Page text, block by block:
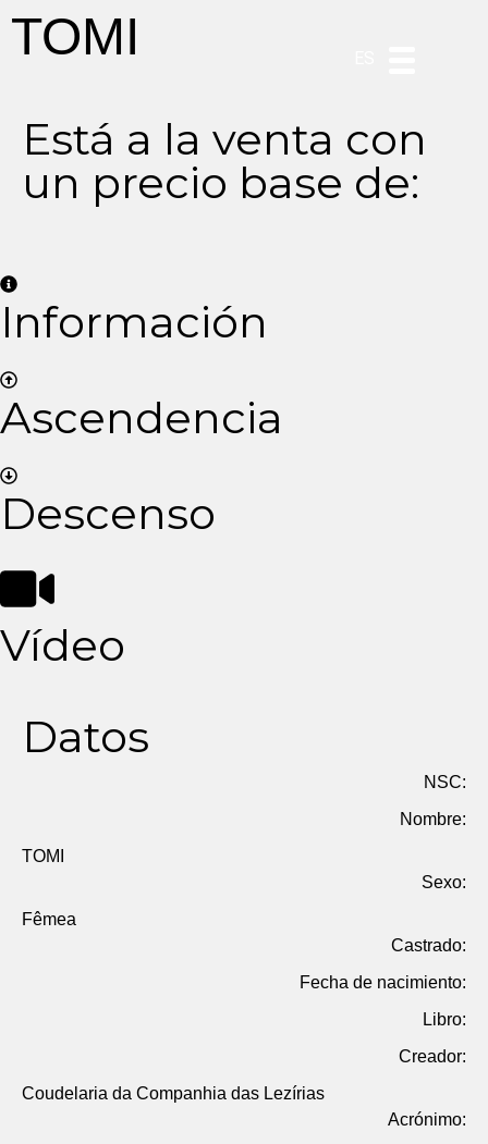
TOMI
Está a la venta con
un precio base de:
Información
Ascendencia
Descenso
Vídeo
Datos
NSC:
Nombre:
TOMI
Sexo:
Fêmea
Castrado:
Fecha de nacimiento:
Libro:
Creador:
Coudelaria da Companhia das Lezírias
Acrónimo: